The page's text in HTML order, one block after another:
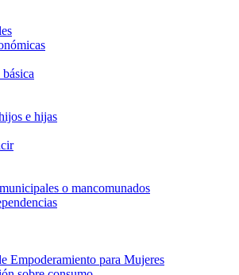
e hijas
o mancomunados
Empoderamiento para Mujeres